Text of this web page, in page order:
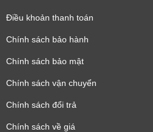
Điều khoản thanh toán
Chính sách bảo hành
Chính sách bảo mật
Chính sách vận chuyển
Chính sách đổi trả
Chính sách về giá